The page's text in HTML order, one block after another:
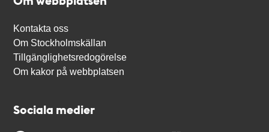
Kontakta oss
Om Stockholmskällan
Tillgänglighetsredogörelse
Om kakor på webbplatsen
Sociala medier